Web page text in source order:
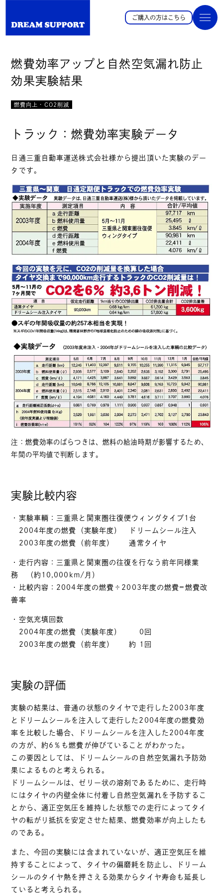
ご購入の方はこちら
燃費効率アップと自然空気漏れ防止
効果実験結果
燃費向上・CO2削減
トラック：燃費効率実験データ
日通三重自動車運送株式会社様から提出頂いた実験のデー
タです。
注：燃費効率のばらつきは、燃料の給油時期が影響するため、
年間の平均値で判断します。
実験比較内容
・実験車輌：三重県と関東圏往復便ウィングタイプ1台
2004年度の燃費（実験年度） ドリームシール注入
2003年度の燃費（前年度） 通常タイヤ
・走行内容：三重県と関東圏の往復を行なう前年同様業
務 （約10,000km/月）
・比較内容：2004年度の燃費÷2003年度の燃費=燃費改
善率
・空気充填回数
2004年度の燃費（実験年度） 0回
2003年度の燃費（前年度） 約 1回
実験の評価
実験の結果は、普通の状態のタイヤで走行した2003年度
とドリームシールを注入して走行した2004年度の燃費効
率を比較した場合、ドリームシールを注入した2004年度
の方が、約6％も燃費が伸びていることがわかった。
この要因としては、ドリームシールの自然空気漏れ予防効
果によるものと考えられる。
ドリームシールは、ゼリー状の溶剤であるために、走行時
にはタイヤの内壁全体に付着し自然空気漏れを予防するこ
とから、適正空気圧を維持した状態での走行によってタイ
ヤの転がり抵抗を安定させた結果、燃費効率が向上したも
のである。
また、今回の実験には含まれていないが、適正空気圧を維
持することによって、タイヤの偏磨耗を防止し、ドリーム
シールのタイヤ熱を押さえる効果からタイヤ寿命も延長し
ていると考えられる。